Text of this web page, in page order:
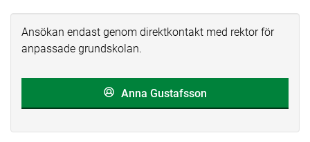
Ansökan endast genom direktkontakt med rektor för
anpassade grundskolan.
Anna Gustafsson